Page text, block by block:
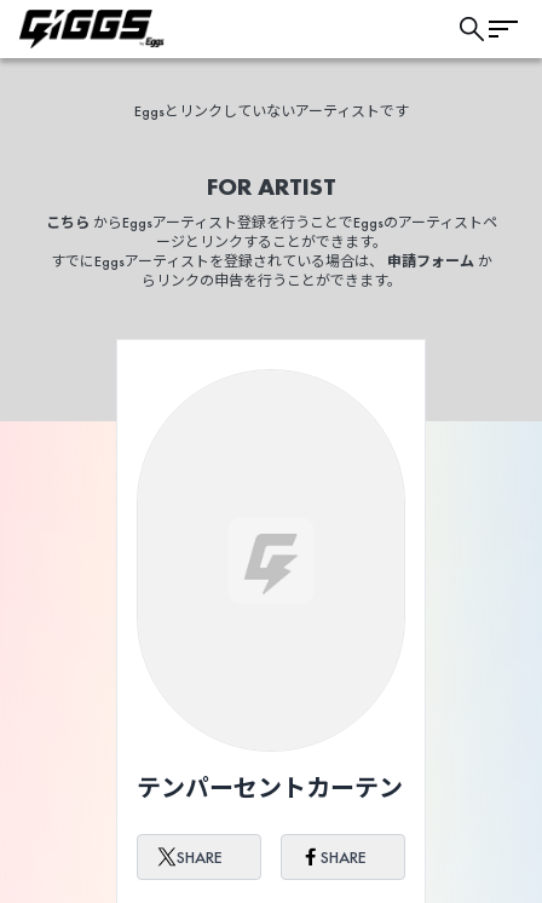
ライブ体験をもっと楽しく、もっと便利
Eggsとリンクしていないアーティストです
FOR ARTIST
こちら からEggsアーティスト登録を行うことでEggsのアーティストペ
ージとリンクすることができます。
すでにEggsアーティストを登録されている場合は、 申請フォームか
らリンクの申告を行うことができます。
テンパーセントカーテン
SHARE SHARE
こちら